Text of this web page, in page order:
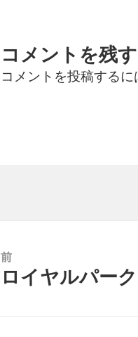
コメントを残す
コメントを投稿するに
前
前
ロイヤルパー